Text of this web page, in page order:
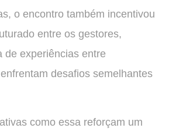
o encontro também incentivou
entre os gestores,
de experiências entre
desafios semelhantes
como essa reforçam um